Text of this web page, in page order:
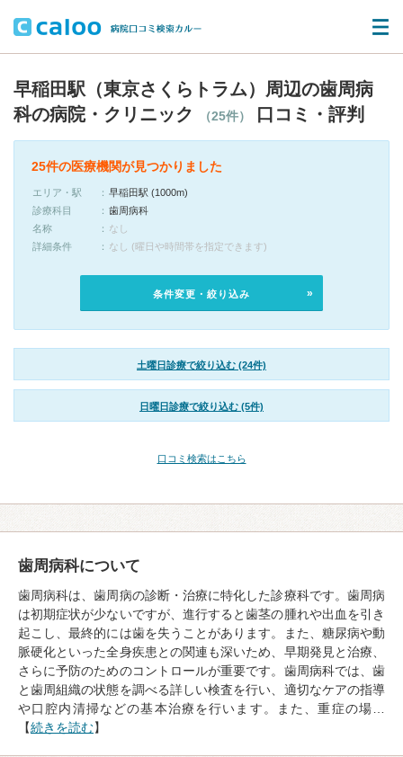
早稲田駅（東京さくらトラム）周辺の歯周病
科の病院・クリニック
（25件） 口コミ・評判
25件の医療機関が見つかりました
エリア・駅
早稲田駅 (1000m)
診療科目
歯周病科
名称
なし
詳細条件
なし (曜日や時間帯を指定できます)
条件変更・絞り込み
土曜日診療で絞り込む (24件)
日曜日診療で絞り込む (5件)
口コミ検索はこちら
歯周病科について
歯周病科は、歯周病の診断・治療に特化した診療科です。歯周病
は初期症状が少ないですが、進行すると歯茎の腫れや出血を引き
起こし、最終的には歯を失うことがあります。また、糖尿病や動
脈硬化といった全身疾患との関連も深いため、早期発見と治療、
さらに予防のためのコントロールが重要です。歯周病科では、歯
と歯周組織の状態を調べる詳しい検査を行い、適切なケアの指導
や口腔内清掃などの基本治療を行います。また、重症の場…
【続きを読む】